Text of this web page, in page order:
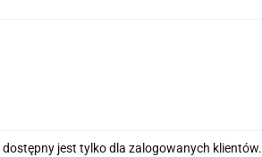
jest tylko dla zalogowanych klientów.